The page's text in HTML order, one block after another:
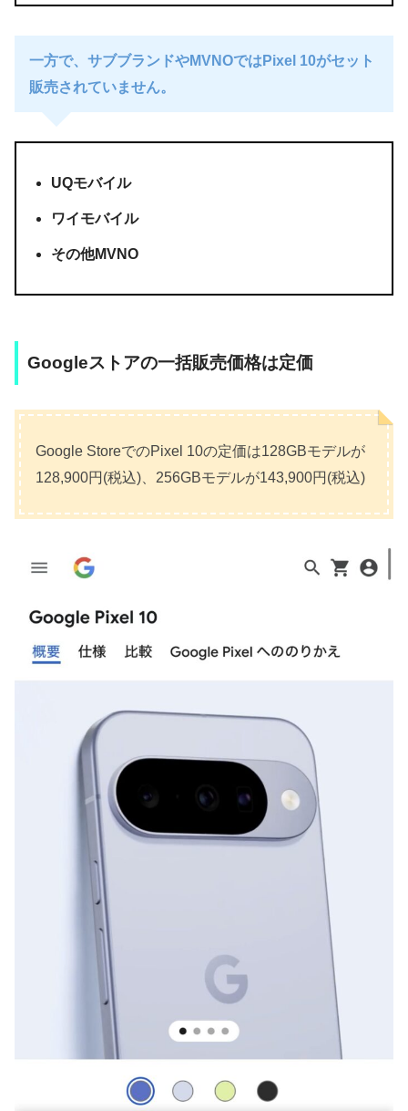
一方で、サブブランドやMVNOではPixel 10がセット
販売されていません。
UQモバイル
ワイモバイル
その他MVNO
Googleストアの一括販売価格は定価
Google StoreでのPixel 10の定価は128GBモデルが
128,900円(税込)、256GBモデルが143,900円(税込)